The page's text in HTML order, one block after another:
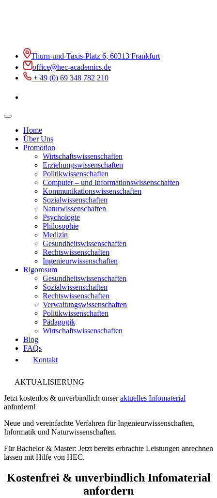
Thurn-und-Taxis-Platz 6, 60313 Frankfurt
office@hec-academics.de
+ 49 (0) 69 348 782 210
Home
Über Uns
Promotion
Wirtschaftswissenschaften
Erziehungswissenschaften
Politikwissenschaften
Computer – und Informationswissenschaften
Kommunikationswissenschaften
Sozialwissenschaften
Naturwissenschaften
Psychologie
Philosophie
Medizin
Gesundheitswissenschaften
Rechtswissenschaften
Ingenieurwissenschaften
Rigorosum
Gesundheitswissenschaften
Sozialwissenschaften
Rechtswissenschaften
Verwaltungswissenschaften
Politikwissenschaften
Pädagogik
Wirtschaftswissenschaften
Blog
FAQs
Kontakt
AKTUALISIERUNG
Jetzt kostenlos & unverbindlich unseraktuelles Infomaterial
anfordern!
Neue und vereinfachte Verfahren für Ingenieurwissenschaften,
Informatik und Naturwissenschaften.
Für Bachelor & Master: Jetzt bereits erbrachte Leistungen anrechnen
lassen mit Hilfe von HEC.
Kostenfrei & unverbindlich Infomaterial
anfordern